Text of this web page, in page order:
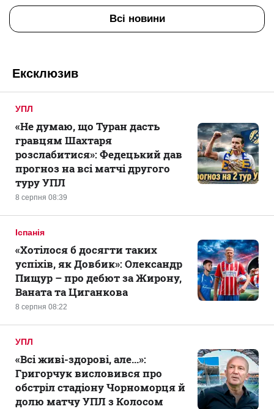
Всі новини
Ексклюзив
УПЛ
8 серпня 08:39
«Не думаю, що Туран дасть
гравцям Шахтаря
розслабитися»: Федецький дав
прогноз на всі матчі другого
туру УПЛ
Іспанія
8 серпня 08:22
«Хотілося б досягти таких
успіхів, як Довбик»: Олександр
Пищур – про дебют за Жирону,
Ваната та Циганкова
УПЛ
«Всі живі-здорові, але...»:
Григорчук висловився про
обстріл стадіону Чорноморця й
долю матчу УПЛ з Колосом